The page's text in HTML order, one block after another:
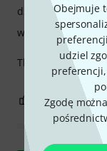
Obejmuje
udziel
Zgodę
There is no better
dźwięk
wykończenie
0